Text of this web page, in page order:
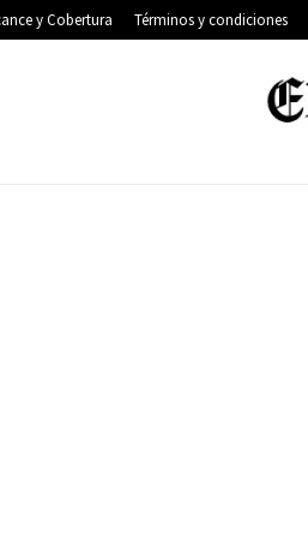
y Cobertura Términos y condiciones